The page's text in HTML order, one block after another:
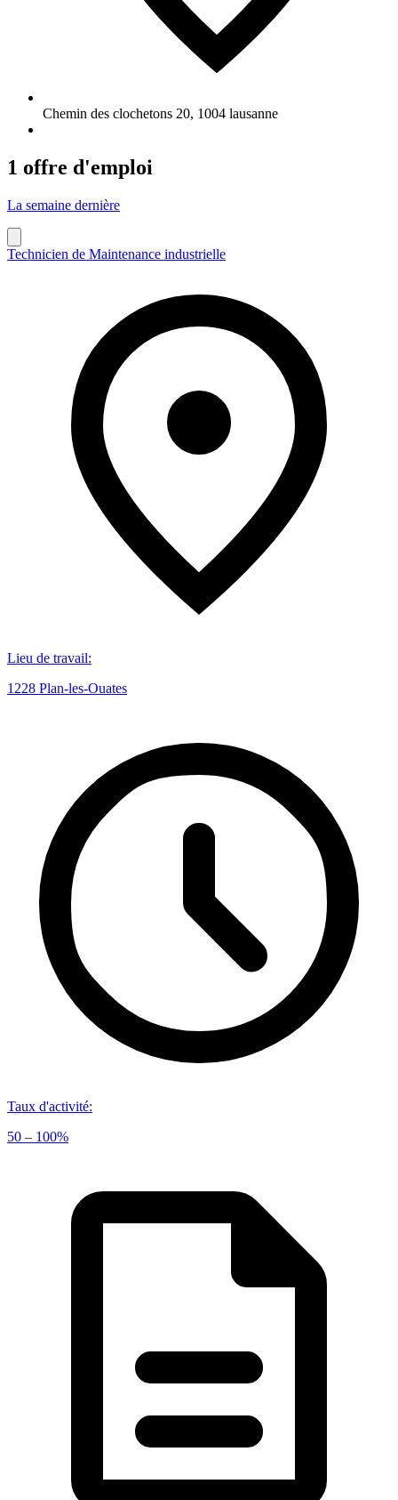
Chemin des clochetons 20, 1004 lausanne
1 offre d'emploi
La semaine dernière
Technicien de Maintenance industrielle
Lieu de travail:
1228 Plan-les-Ouates
Taux d'activité:
50 – 100%